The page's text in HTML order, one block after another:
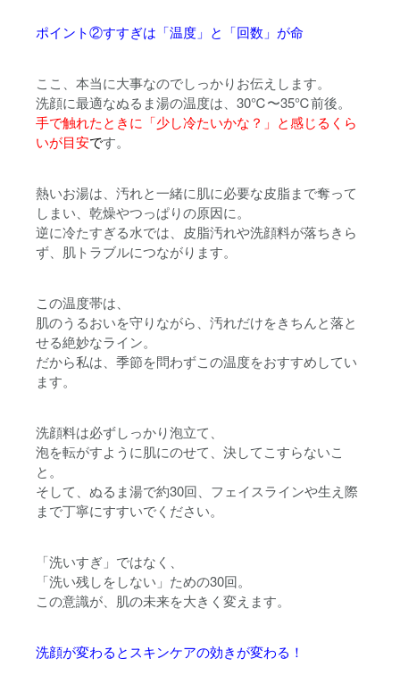
ポイント②すすぎは「温度」と「回数」が命
ここ、本当に大事なのでしっかりお伝えします。
洗顔に最適なぬるま湯の温度は、30℃〜35℃前後。
手で触れたときに「少し冷たいかな？」と感じるくら
いが目安です。
熱いお湯は、汚れと一緒に肌に必要な皮脂まで奪って
しまい、乾燥やつっぱりの原因に。
逆に冷たすぎる水では、皮脂汚れや洗顔料が落ちきら
ず、肌トラブルにつながります。
この温度帯は、
肌のうるおいを守りながら、汚れだけをきちんと落と
せる絶妙なライン。
だから私は、季節を問わずこの温度をおすすめしてい
ます。
洗顔料は必ずしっかり泡立て、
泡を転がすように肌にのせて、決してこすらないこ
と。
そして、ぬるま湯で約30回 、フェイスラインや生え際
まで丁寧にすすいでください。
「洗いすぎ」ではなく、
「洗い残しをしない」ための30回。
この意識が、肌の未来を大きく変えます。
洗顔が変わるとスキンケアの効きが変わる！